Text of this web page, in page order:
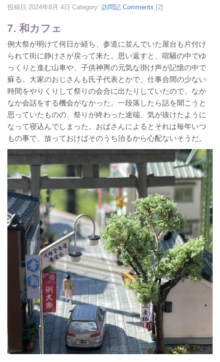
投稿日:2024年8月 4日 Category: 訪問記 Comments [2]
7. 和カフェ
例大祭が明けて何日か経ち、参道に並んでいた屋台も片付け
られて街に静けさが戻って来た。思い返すと、喧騒の中でゆ
っくりと進む山車や、子供神輿の元気な掛け声が記憶の中で
蘇る。大家のおじさんも氏子代表とかで、仕事合間の少ない
時間をやりくりして祭りの会合に出たりしていたので、なか
なか会話をする機会がなかった。一段落したら話を聞こうと
思っていたものの、祭りが終わった途端、気が抜けたように
なって寝込んでしまった。おばさんによるとそれは毎年いつ
もの事で、放っておけばそのうち治るから心配ないそうだ。